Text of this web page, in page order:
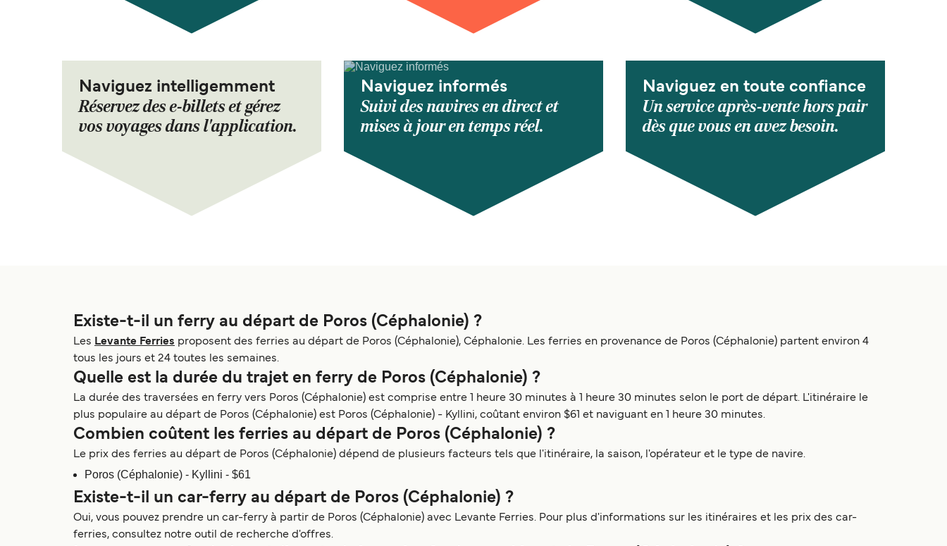
Naviguez intelligemment
Réservez des e-billets et gérez
vos voyages dans l'application.
Naviguez informés
Suivi des navires en direct et
mises à jour en temps réel.
Naviguez en toute confiance
Un service après-vente hors pair
dès que vous en avez besoin.
Existe-t-il un ferry au départ de Poros (Céphalonie) ?
Les Levante Ferries proposent des ferries au départ de Poros (Céphalonie), Céphalonie. Les ferries en provenance de Poros (Céphalonie) partent environ 4
tous les jours et 24 toutes les semaines.
Quelle est la durée du trajet en ferry de Poros (Céphalonie) ?
La durée des traversées en ferry vers Poros (Céphalonie) est comprise entre 1 heure 30 minutes à 1 heure 30 minutes selon le port de départ. L'itinéraire le
plus populaire au départ de Poros (Céphalonie) est Poros (Céphalonie) - Kyllini, coûtant environ $61 et naviguant en 1 heure 30 minutes.
Combien coûtent les ferries au départ de Poros (Céphalonie) ?
Le prix des ferries au départ de Poros (Céphalonie) dépend de plusieurs facteurs tels que l'itinéraire, la saison, l'opérateur et le type de navire.
Poros (Céphalonie) - Kyllini - $61
Existe-t-il un car-ferry au départ de Poros (Céphalonie) ?
Oui, vous pouvez prendre un car-ferry à partir de Poros (Céphalonie) avec Levante Ferries. Pour plus d'informations sur les itinéraires et les prix des car-
ferries, consultez notre outil de recherche d'offres.